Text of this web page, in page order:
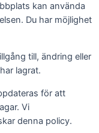
kan använda
Du har möjlighet
till, ändring eller
lagrat.
för att
Vi
denna policy.